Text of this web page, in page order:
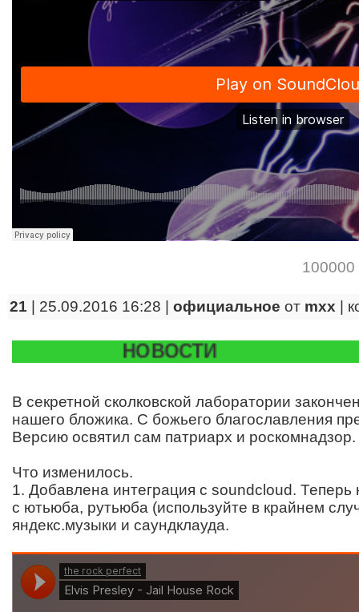
100000
21 | 25.09.2016 16:28 | официальное от mxx |
В секретной сколковской лаборатории
нашего бложика. С божьего благославления
Версию освятил сам патриарх и
Что изменилось.
1. Добавлена интеграция с soundcloud. Теперь
с ютьюба, рутьюба (используйте в крайнем
яндекс.музыки и саундклауда.